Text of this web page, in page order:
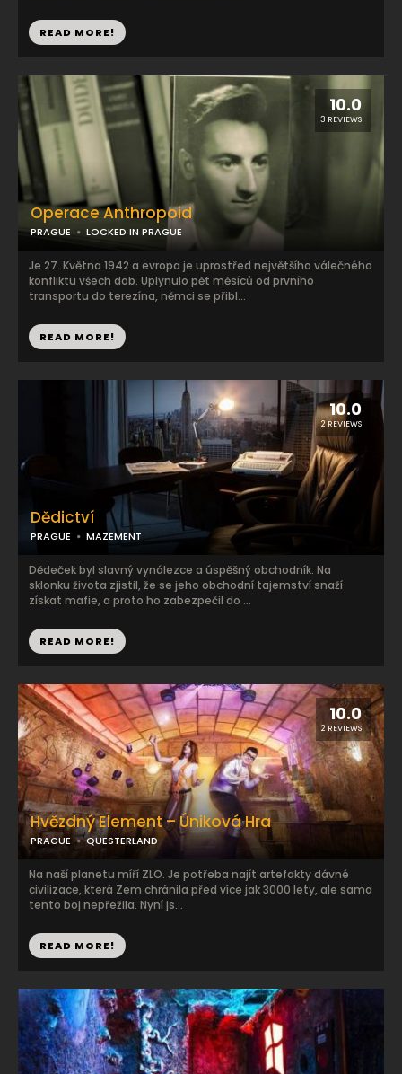
READ MORE!
10.0
3 REVIEWS
Operace Anthropoid
PRAGUE LOCKED IN PRAGUE
Je 27. Května 1942 a evropa je uprostřed největšího válečného
konfliktu všech dob. Uplynulo pět měsíců od prvního
transportu do terezína, němci se přibl...
READ MORE!
10.0
2 REVIEWS
Dědictví
PRAGUE MAZEMENT
Dědeček byl slavný vynálezce a úspěšný obchodník. Na
sklonku života zjistil, že se jeho obchodní tajemství snaží
získat mafie, a proto ho zabezpečil do ...
READ MORE!
10.0
2 REVIEWS
Hvězdný Element – Úniková Hra
PRAGUE QUESTERLAND
Na naší planetu míří ZLO. Je potřeba najít artefakty dávné
civilizace, která Zem chránila před více jak 3000 lety, ale sama
tento boj nepřežila. Nyní js...
READ MORE!